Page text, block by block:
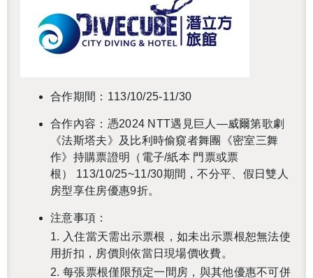
合作期間：113/10/25-11/30
合作內容：憑2024 NTT遇見巨人—威爾第歌劇
《法斯塔夫》及比利時偷窺者舞團《密室三舞
作》持購票證明（電子/紙本 門票或票
根） 113/10/25~11/30期間，不分平、假日雙人
房型享住房優惠9折。
注意事項：
1. 入住當天需出示票根，如未出示票根恕無法使
用折扣，房價則依當日現場價收費。
2. 每張票根僅限預定一間房，與其他優惠不可併